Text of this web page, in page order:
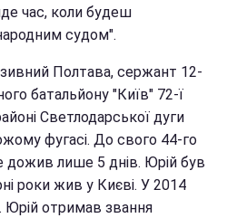
час, коли будеш
судом".
Полтава, сержант 12-
батальйону "Київ" 72-ї
Светлодарської дуги
фугасі. До свого 44-го
дожив лише 5 днів. Юрій був
роки жив у Києві. У 2014
отримав звання